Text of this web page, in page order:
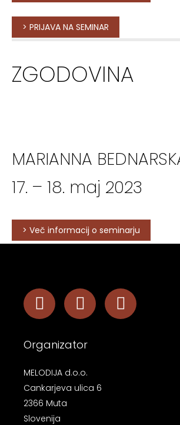
> PRIJAVA NA SEMINAR
ZGODOVINA
MARIANNA
17. – 18. maj 2023
> Več informacij o seminarju
Organizator
MELODIJA d.o.o.
Cankarjeva ulica 6
2366 Muta
Slovenija